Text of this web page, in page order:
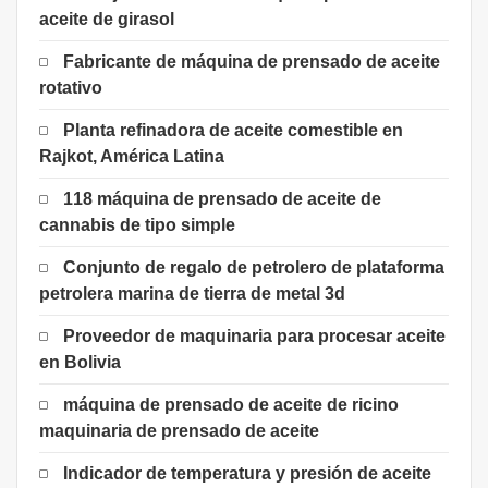
aceite de girasol
Fabricante de máquina de prensado de aceite
rotativo
Planta refinadora de aceite comestible en
Rajkot, América Latina
118 máquina de prensado de aceite de
cannabis de tipo simple
Conjunto de regalo de petrolero de plataforma
petrolera marina de tierra de metal 3d
Proveedor de maquinaria para procesar aceite
en Bolivia
máquina de prensado de aceite de ricino
maquinaria de prensado de aceite
Indicador de temperatura y presión de aceite